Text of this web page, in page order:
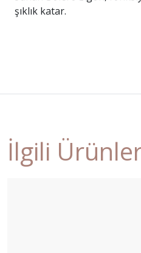
şıklık katar.
İlgili